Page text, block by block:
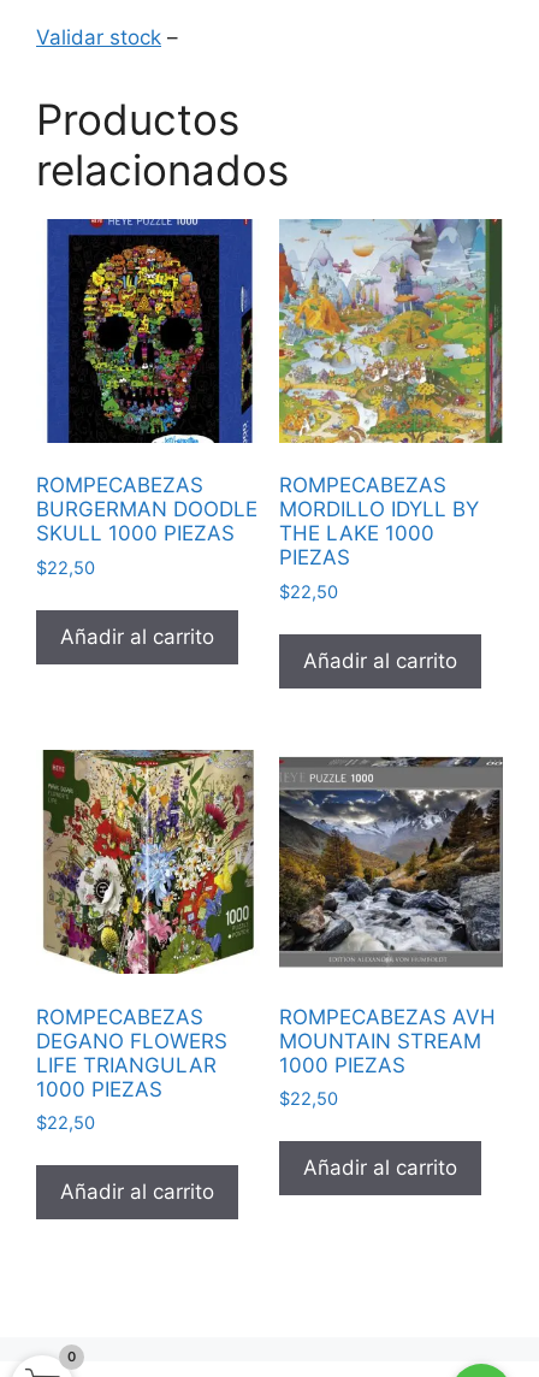
Validar stock –
Productos
relacionados
ROMPECABEZAS
BURGERMAN DOODLE
SKULL 1000 PIEZAS
$22,50
Añadir al carrito
ROMPECABEZAS
MORDILLO IDYLL BY
THE LAKE 1000
PIEZAS
$22,50
Añadir al carrito
ROMPECABEZAS
DEGANO FLOWERS
LIFE TRIANGULAR
1000 PIEZAS
$22,50
Añadir al carrito
ROMPECABEZAS AVH
MOUNTAIN STREAM
1000 PIEZAS
$22,50
Añadir al carrito
0